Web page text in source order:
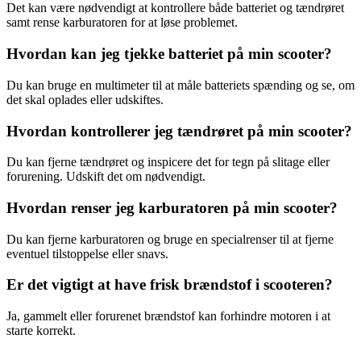
Det kan være nødvendigt at kontrollere både batteriet og tændrøret
samt rense karburatoren for at løse problemet.
Hvordan kan jeg tjekke batteriet på min scooter?
Du kan bruge en multimeter til at måle batteriets spænding og se, om
det skal oplades eller udskiftes.
Hvordan kontrollerer jeg tændrøret på min scooter?
Du kan fjerne tændrøret og inspicere det for tegn på slitage eller
forurening. Udskift det om nødvendigt.
Hvordan renser jeg karburatoren på min scooter?
Du kan fjerne karburatoren og bruge en specialrenser til at fjerne
eventuel tilstoppelse eller snavs.
Er det vigtigt at have frisk brændstof i scooteren?
Ja, gammelt eller forurenet brændstof kan forhindre motoren i at
starte korrekt.